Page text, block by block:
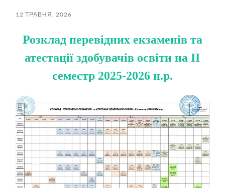
12 ТРАВНЯ, 2026
Розклад перевідних екзаменів та
атестації здобувачів освіти на ІІ
семестр 2025-2026 н.р.